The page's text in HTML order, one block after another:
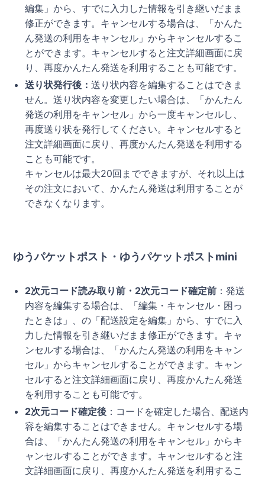
編集」から、すでに入力した情報を引き継いだまま
修正ができます。キャンセルする場合は、「かんた
ん発送の利用をキャンセル」からキャンセルするこ
とができます。キャンセルすると注文詳細画面に戻
り、再度かんたん発送を利用することも可能です。
送り状発行後：送り状内容を編集することはできま
せん。送り状内容を変更したい場合は、「かんたん
発送の利用をキャンセル」から一度キャンセルし、
再度送り状を発行してください。キャンセルすると
注文詳細画面に戻り、再度かんたん発送を利用する
ことも可能です。
キャンセルは最大20回までできますが、それ以上は
その注文において、かんたん発送は利用することが
できなくなります。
ゆうパケットポスト・ゆうパケットポストmini
2次元コード読み取り前・2次元コード確定前 ：発送
内容を編集する場合は、「編集・キャンセル・困っ
たときは」、の「配送設定を編集」から、すでに入
力した情報を引き継いだまま修正ができます。キャ
ンセルする場合は、「かんたん発送の利用をキャン
セル」からキャンセルすることができます。キャン
セルすると注文詳細画面に戻り、再度かんたん発送
を利用することも可能です。
2次元コード確定後 ：コードを確定した場合、配送内
容を編集することはできません。キャンセルする場
合は、「かんたん発送の利用をキャンセル」からキ
ャンセルすることができます。キャンセルすると注
文詳細画面に戻り、再度かんたん発送を利用するこ